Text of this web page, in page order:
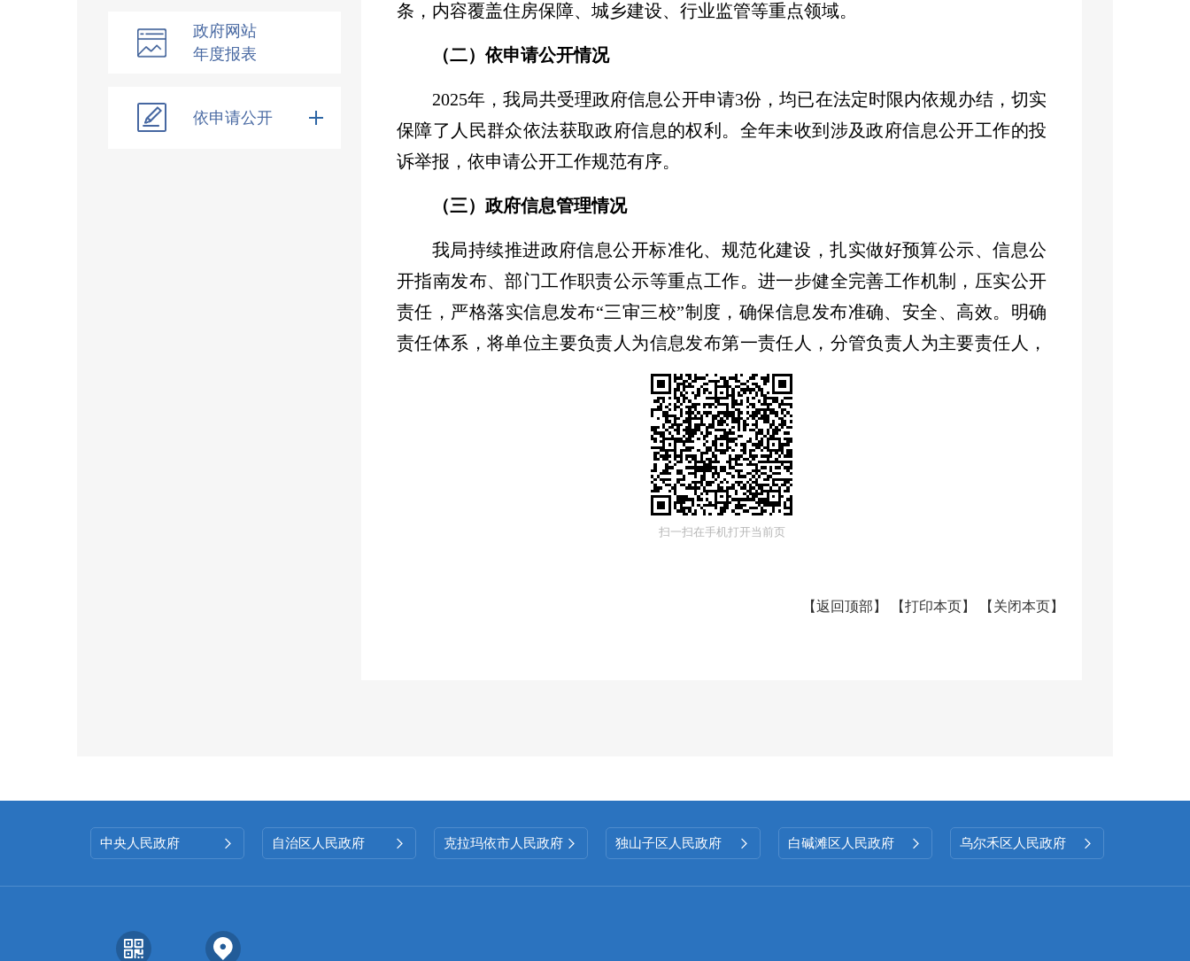
政府网站
年度报表
依申请公开
条，内容覆盖住房保障、城乡建设、行业监管等重点领域。
（二）依申请公开情况
2025年，我局共受理政府信息公开申请3份，均已在法定时限内依规办结，切实
保障了人民群众依法获取政府信息的权利。全年未收到涉及政府信息公开工作的投
诉举报，依申请公开工作规范有序。
（三）政府信息管理情况
我局持续推进政府信息公开标准化、规范化建设，扎实做好预算公示、信息公
开指南发布、部门工作职责公示等重点工作。进一步健全完善工作机制，压实公开
责任，严格落实信息发布“三审三校”制度，确保信息发布准确、安全、高效。明确
责任体系，将单位主要负责人为信息发布第一责任人，分管负责人为主要责任人，
科室负责人及信息发布人为直接责任人，严格遵循
任到人、管理到位，保障政府信息公开工作稳步推进。
（四）政府信息公开平台建设情况
为拓宽政务公开渠道、提升信息传播覆盖面，
开办相关规定的基础上，除依托官方政务公开平台发布信息外，还积极借助拉玛依
动态更新，切实保障群众获取信息的准确性与时效性。
二、主动公开政府信息情况
扫一扫在手机打开当前页
【返回顶部 】 【打印本页】 【 关闭本页】
中央人民政府  自治区人民政府  克拉玛依市人民政府  独山子区人民政府  白碱滩区人民政府  乌尔禾区人民政府 